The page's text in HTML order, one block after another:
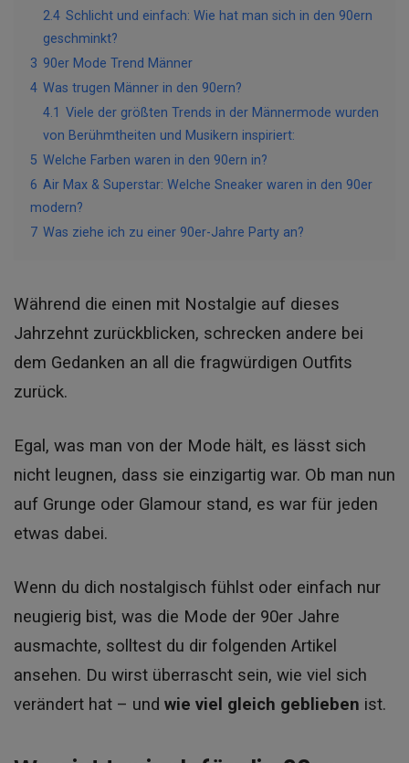
2.4 Schlicht und einfach: Wie hat man sich in den 90ern
geschminkt?
3 90er Mode Trend Männer
4 Was trugen Männer in den 90ern?
4.1 Viele der größten Trends in der Männermode wurden
von Berühmtheiten und Musikern inspiriert:
5 Welche Farben waren in den 90ern in?
6 Air Max & Superstar: Welche Sneaker waren in den 90er
modern?
7 Was ziehe ich zu einer 90er-Jahre Party an?
Während die einen mit Nostalgie auf dieses
Jahrzehnt zurückblicken, schrecken andere bei
dem Gedanken an all die fragwürdigen Outfits
zurück.
Egal, was man von der Mode hält, es lässt sich
nicht leugnen, dass sie einzigartig war. Ob man nun
auf Grunge oder Glamour stand, es war für jeden
etwas dabei.
Wenn du dich nostalgisch fühlst oder einfach nur
neugierig bist, was die Mode der 90er Jahre
ausmachte, solltest du dir folgenden Artikel
ansehen. Du wirst überrascht sein, wie viel sich
verändert hat – und wie viel gleich geblieben ist.